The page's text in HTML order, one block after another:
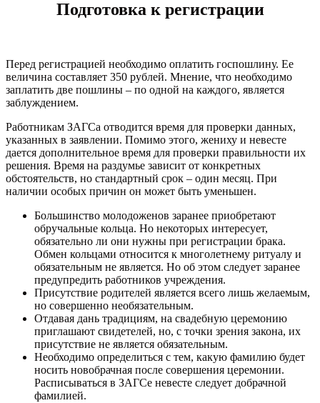
Подготовка к регистрации
Перед регистрацией необходимо оплатить госпошлину. Ее
величина составляет 350 рублей. Мнение, что необходимо
заплатить две пошлины – по одной на каждого, является
заблуждением.
Работникам ЗАГСа отводится время для проверки данных,
указанных в заявлении. Помимо этого, жениху и невесте
дается дополнительное время для проверки правильности их
решения. Время на раздумье зависит от конкретных
обстоятельств, но стандартный срок – один месяц. При
наличии особых причин он может быть уменьшен.
Большинство молодоженов заранее приобретают
обручальные кольца. Но некоторых интересует,
обязательно ли они нужны при регистрации брака.
Обмен кольцами относится к многолетнему ритуалу и
обязательным не является. Но об этом следует заранее
предупредить работников учреждения.
Присутствие родителей является всего лишь желаемым,
но совершенно необязательным.
Отдавая дань традициям, на свадебную церемонию
приглашают свидетелей, но, с точки зрения закона, их
присутствие не является обязательным.
Необходимо определиться с тем, какую фамилию будет
носить новобрачная после совершения церемонии.
Расписываться в ЗАГСе невесте следует добрачной
фамилией.